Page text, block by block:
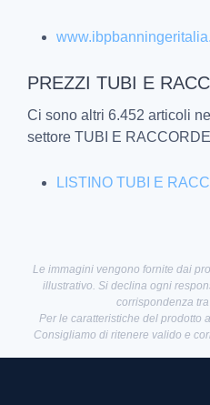
PREZZI TUBI E
Ci sono altri 6.452 articoli
settore TUBI E
LISTINO TUBI E
Le immagini vengono fornite dai
illustrativo. Si declina ogni
corrispondenza
Per le caratteristiche del prodotto
Consigliamo di ritenere valido e